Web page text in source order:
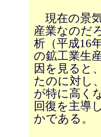
現在の景
産業なのだ
析（平成16
の鉱工業生
因を見ると
たのに対し
が特に高く
回復を主導
かである。